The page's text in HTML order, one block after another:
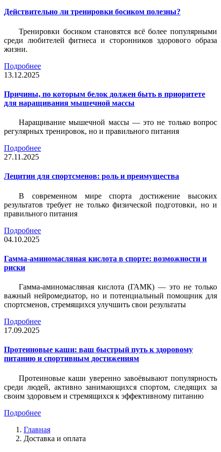
Действительно ли тренировки босиком полезны?
Тренировки босиком становятся всё более популярными
среди любителей фитнеса и сторонников здорового образа
жизни.
Подробнее
13.12.2025
Причины, по которым белок должен быть в приоритете
для наращивания мышечной массы
Наращивание мышечной массы — это не только вопрос
регулярных тренировок, но и правильного питания
Подробнее
27.11.2025
Лецитин для спортсменов: роль и преимущества
В современном мире спорта достижение высоких
результатов требует не только физической подготовки, но и
правильного питания
Подробнее
04.10.2025
Гамма-аминомасляная кислота в спорте: возможности и
риски
Гамма-аминомасляная кислота (ГАМК) — это не только
важный нейромедиатор, но и потенциальный помощник для
спортсменов, стремящихся улучшить свои результаты
Подробнее
17.09.2025
Протеиновые каши: ваш быстрый путь к здоровому
питанию и спортивным достижениям
Протеиновые каши уверенно завоёвывают популярность
среди людей, активно занимающихся спортом, следящих за
своим здоровьем и стремящихся к эффективному питанию
Подробнее
Главная
Доставка и оплата